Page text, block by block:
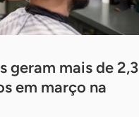
geram mais de 2,3
em março na